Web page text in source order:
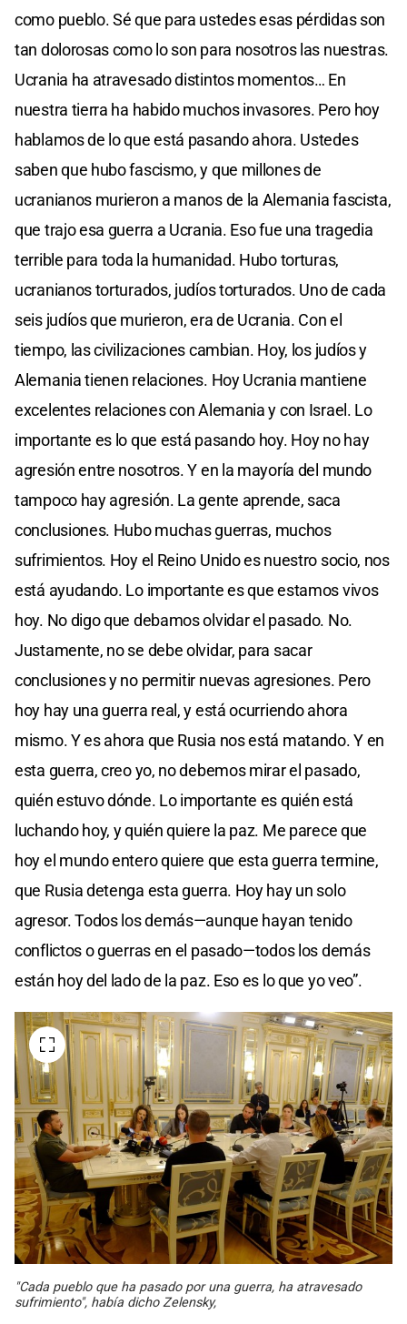
como pueblo. Sé que para ustedes esas pérdidas son
tan dolorosas como lo son para nosotros las nuestras.
Ucrania ha atravesado distintos momentos… En
nuestra tierra ha habido muchos invasores. Pero hoy
hablamos de lo que está pasando ahora. Ustedes
saben que hubo fascismo, y que millones de
ucranianos murieron a manos de la Alemania fascista,
que trajo esa guerra a Ucrania. Eso fue una tragedia
terrible para toda la humanidad. Hubo torturas,
ucranianos torturados, judíos torturados. Uno de cada
seis judíos que murieron, era de Ucrania. Con el
tiempo, las civilizaciones cambian. Hoy, los judíos y
Alemania tienen relaciones. Hoy Ucrania mantiene
excelentes relaciones con Alemania y con Israel. Lo
importante es lo que está pasando hoy. Hoy no hay
agresión entre nosotros. Y en la mayoría del mundo
tampoco hay agresión. La gente aprende, saca
conclusiones. Hubo muchas guerras, muchos
sufrimientos. Hoy el Reino Unido es nuestro socio, nos
está ayudando. Lo importante es que estamos vivos
hoy. No digo que debamos olvidar el pasado. No.
Justamente, no se debe olvidar, para sacar
conclusiones y no permitir nuevas agresiones. Pero
hoy hay una guerra real, y está ocurriendo ahora
mismo. Y es ahora que Rusia nos está matando. Y en
esta guerra, creo yo, no debemos mirar el pasado,
quién estuvo dónde. Lo importante es quién está
luchando hoy, y quién quiere la paz. Me parece que
hoy el mundo entero quiere que esta guerra termine,
que Rusia detenga esta guerra. Hoy hay un solo
agresor. Todos los demás—aunque hayan tenido
conflictos o guerras en el pasado—todos los demás
están hoy del lado de la paz. Eso es lo que yo veo”.
"Cada pueblo que ha pasado por una guerra, ha atravesado
sufrimiento", había dicho Zelensky,